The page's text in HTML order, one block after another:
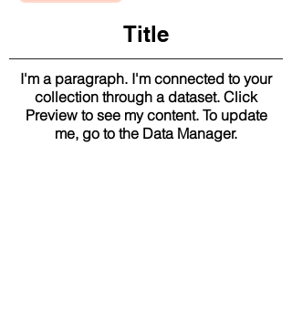
Title
I'm a paragraph. I'm connected to your
collection through a dataset. Click
Preview to see my content. To update
me, go to the Data Manager.